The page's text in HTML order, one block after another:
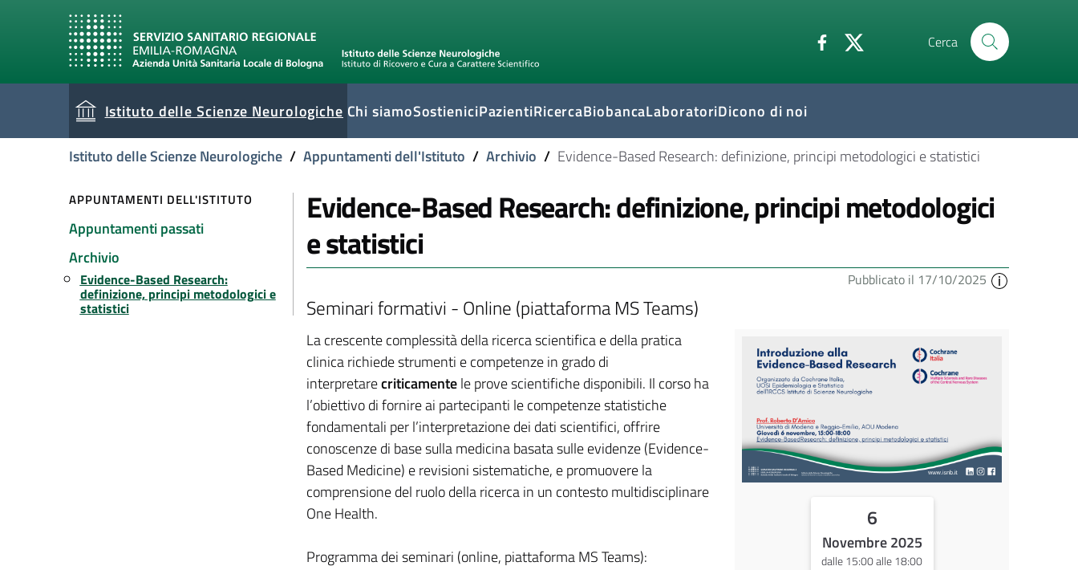
Cerca
Istituto delle Scienze Neurologiche
current Chi siamoSostieniciPazientiRicercaBiobancaLaboratoriDicono di noi
Istituto delle Scienze Neurologiche / Appuntamenti dell'Istituto / Archivio / Evidence-Based Research: definizione, principi metodologici e statistici
APPUNTAMENTI DELL'ISTITUTO
Appuntamenti passati
Archivio
Evidence-Based Research:
definizione, principi metodologici e
statistici
Evidence-Based Research: definizione, principi metodologici
e statistici
Pubblicato il 17/10/2025
Seminari formativi - Online (piattaforma MS Teams)
6
Novembre 2025
dalle 15:00 alle 18:00
La crescente complessità della ricerca scientifica e della pratica
clinica richiede strumenti e competenze in grado di
interpretarecriticamentele prove scientifiche disponibili. Il corso ha
l’obiettivo di fornire ai partecipanti le competenze statistiche
fondamentali per l’interpretazione dei dati scientifici, offrire
conoscenze di base sulla medicina basata sulle evidenze (Evidence-
Based Medicine) e revisioni sistematiche, e promuovere la
comprensione del ruolo della ricerca in un contesto multidisciplinare
One Health.
Programma dei seminari (online, piattaforma MS Teams):